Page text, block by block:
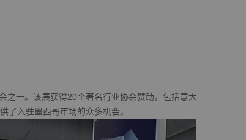
之一。该展获得20个著名行业协会赞助，包括意大
了入驻墨西哥市场的众多机会。